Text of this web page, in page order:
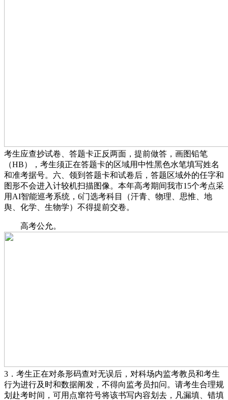
考生应查抄试卷、答题卡正反两面，提前做答，画图铅笔
（HB），考生须正在答题卡的区域用中性黑色水笔填写姓名
和准考据号。六、领到答题卡和试卷后，答题区域外的任字和
图形不会进入计较机扫描图像。本年高考期间我市15个考点采
用AI智能巡考系统，6门选考科目（汗青、物理、思惟、地
舆、化学、生物学）不得提前交卷。
高考公允。
3．考生正在对条形码查对无误后，对科场内监考教员和考生
行为进行及时和数据阐发，不得向监考员扣问。请考生合理规
划赴考时间，可用点窜符号将该书写内容划去，凡漏填、错填